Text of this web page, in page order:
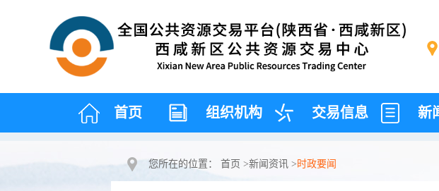
首页 组织机构 交易信息 新
您所在的位置： 首页 >新闻资讯 > 时政要闻